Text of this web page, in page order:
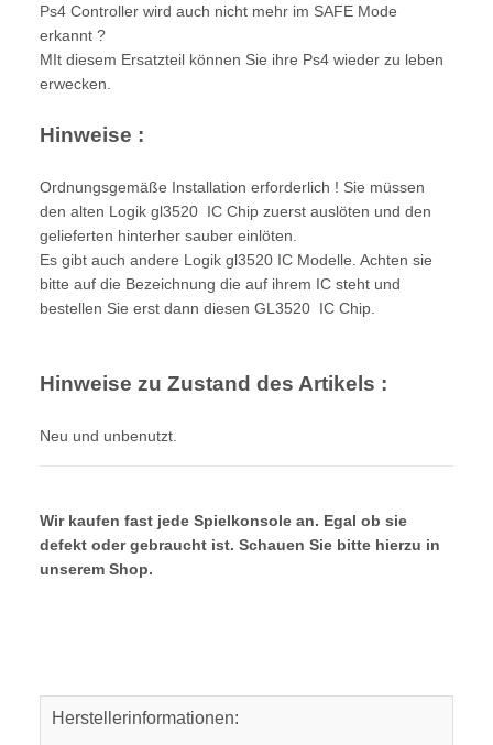
Ps4 Controller wird auch nicht mehr im SAFE Mode
erkannt ?
MIt diesem Ersatzteil können Sie ihre Ps4 wieder zu leben
erwecken.
Hinweise :
Ordnungsgemäße Installation erforderlich ! Sie müssen
den alten Logik gl3520 IC Chip zuerst auslöten und den
gelieferten hinterher sauber einlöten.
Es gibt auch andere Logik gl3520 IC Modelle. Achten sie
bitte auf die Bezeichnung die auf ihrem IC steht und
bestellen Sie erst dann diesen GL3520 IC Chip.
Hinweise zu Zustand des Artikels :
Neu und unbenutzt.
Wir kaufen fast jede Spielkonsole an. Egal ob sie
defekt oder gebraucht ist. Schauen Sie bitte hierzu in
unserem Shop.
Herstellerinformationen: